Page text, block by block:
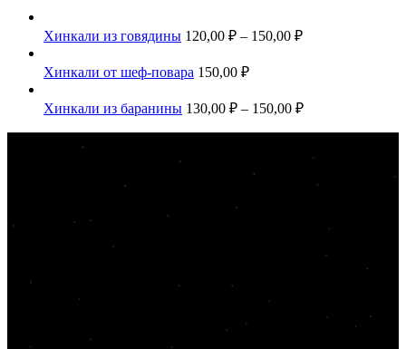
Хинкали из говядины 120,00 ₽ – 150,00 ₽
Хинкали от шеф-повара 150,00 ₽
Хинкали из баранины 130,00 ₽ – 150,00 ₽